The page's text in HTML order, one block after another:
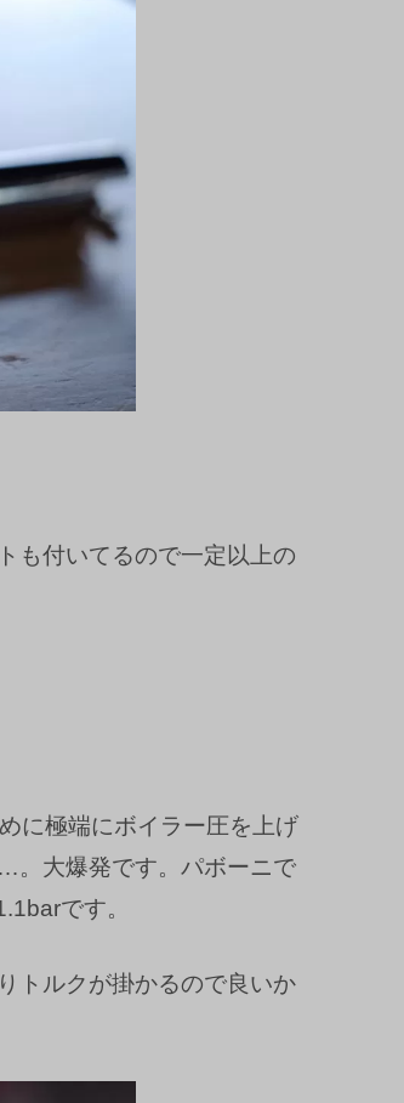
も付いてるので一定以上の
に極端にボイラー圧を上げ
。大爆発です。パボーニで
です。
トルクが掛かるので良いか